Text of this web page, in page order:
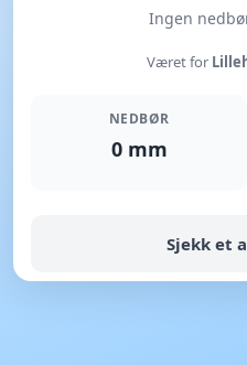
Ingen
Været for
NEDBØR
0 mm
Sjekk et